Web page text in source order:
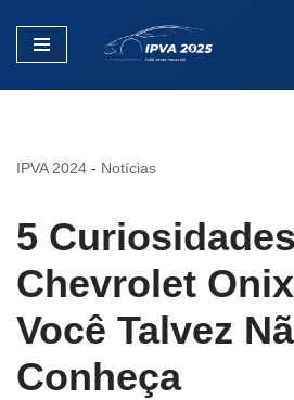
Pular
IPVA 2024 - Notícias
5
Chevrolet
Você Talvez
Conheça